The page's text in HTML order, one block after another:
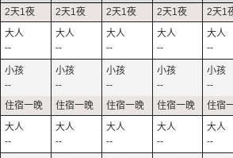
--
--
--
--
--
--
--
--
--
--
--
--
--
--
--